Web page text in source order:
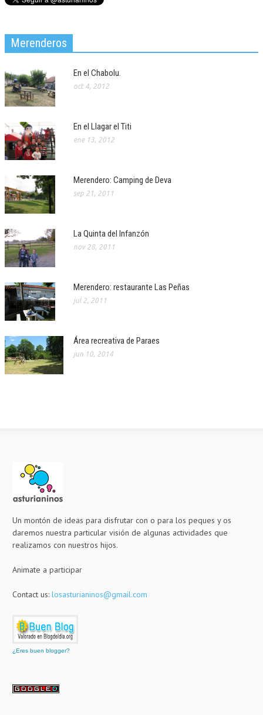
Merenderos
En el Chabolu.
oct 4, 2012
En el Llagar el Titi
ene 13, 2012
Merendero: Camping de Deva
sep 21, 2011
La Quinta del Infanzón
nov 28, 2011
Merendero: restaurante Las Peñas
jul 2, 2011
Área recreativa de Paraes
jun 10, 2014
Un montón de ideas para disfrutar con o para los peques y os
daremos nuestra particular visión de algunas actividades que
realizamos con nuestros hijos.
Animate a participar
Contact us: losasturianinos@gmail.com
¿Eres buen blogger?